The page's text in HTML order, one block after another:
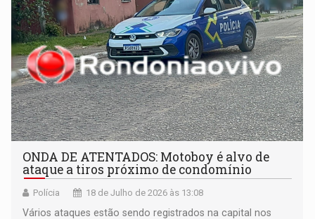
ONDA DE ATENTADOS: Motoboy é alvo de
ataque a tiros próximo de condomínio
Polícia 18 de Julho de 2026 às 13:08
Vários ataques estão sendo registrados na capital nos